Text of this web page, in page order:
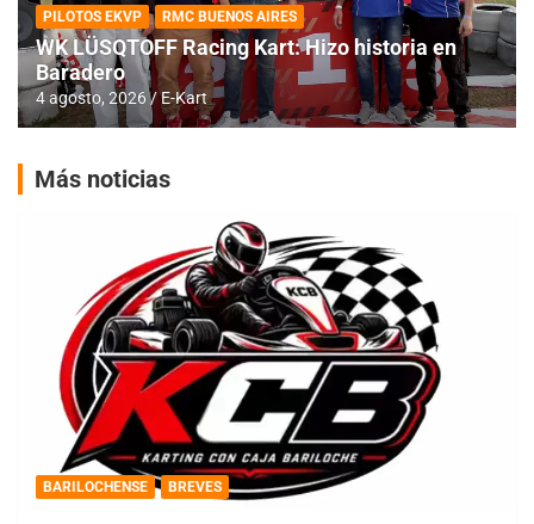
PILOTOS EKVP RMC BUENOS AIRES
WK LÜSQTOFF Racing Kart: Hizo historia en
Baradero
4 agosto, 2026 E-Kart
Más noticias
BARILOCHENSE BREVES